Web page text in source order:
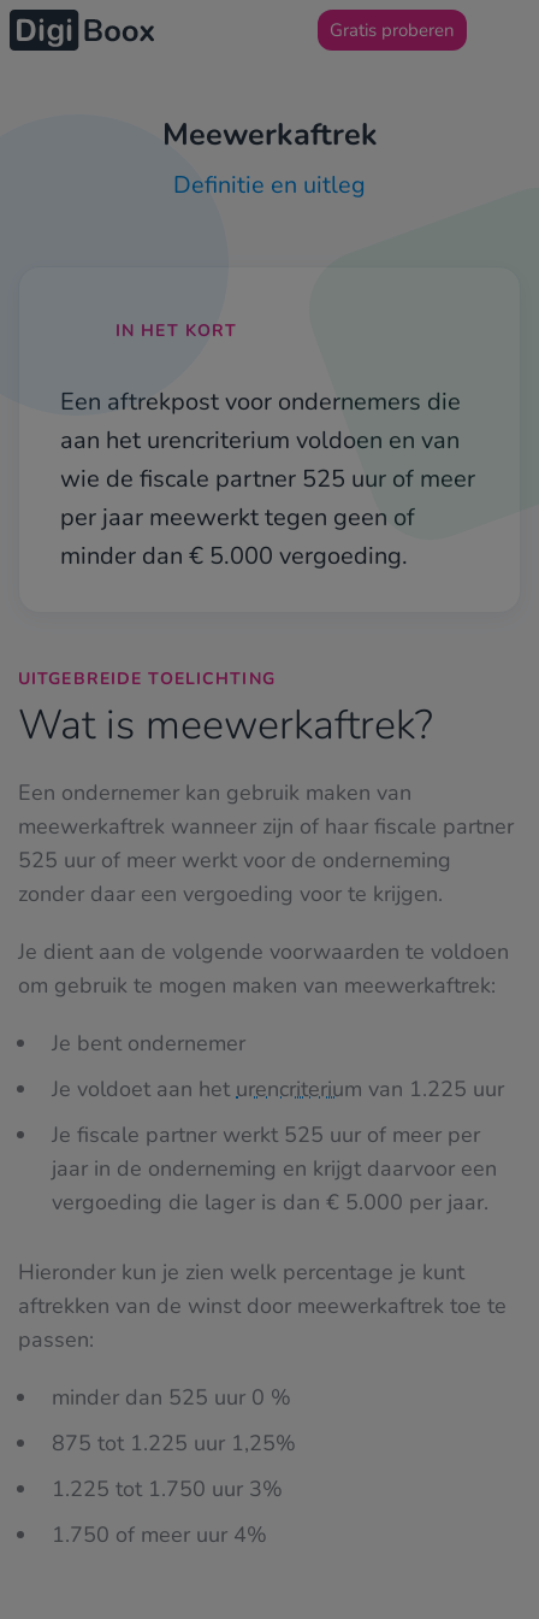
Gratis proberen
Meewerkaftrek
Definitie en uitleg
IN HET KORT
Een aftrekpost voor ondernemers die
aan het urencriterium voldoen en van
wie de fiscale partner 525 uur of meer
per jaar meewerkt tegen geen of
minder dan € 5.000 vergoeding.
UITGEBREIDE TOELICHTING
Wat is meewerkaftrek?
Een ondernemer kan gebruik maken van
meewerkaftrek wanneer zijn of haar fiscale partner
525 uur of meer werkt voor de onderneming
zonder daar een vergoeding voor te krijgen.
Je dient aan de volgende voorwaarden te voldoen
om gebruik te mogen maken van meewerkaftrek:
Je bent ondernemer
Je voldoet aan het urencriterium van 1.225 uur
Je fiscale partner werkt 525 uur of meer per
jaar in de onderneming en krijgt daarvoor een
vergoeding die lager is dan € 5.000 per jaar.
Hieronder kun je zien welk percentage je kunt
aftrekken van de winst door meewerkaftrek toe te
passen:
minder dan 525 uur 0 %
875 tot 1.225 uur 1,25%
1.225 tot 1.750 uur 3%
1.750 of meer uur 4%